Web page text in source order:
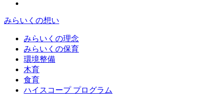
みらいくの想い
みらいくの理念
みらいくの保育
環境整備
木育
食育
ハイスコープ プログラム